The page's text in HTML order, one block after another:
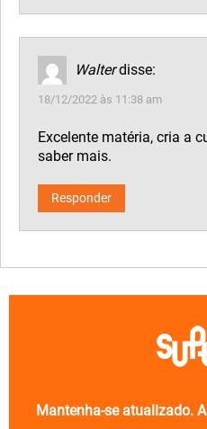
Walter disse:
18/12/2022 às 11:38 am
Excelente matéria, cria a
saber mais.
Responder
Mantenha-se atualizado.